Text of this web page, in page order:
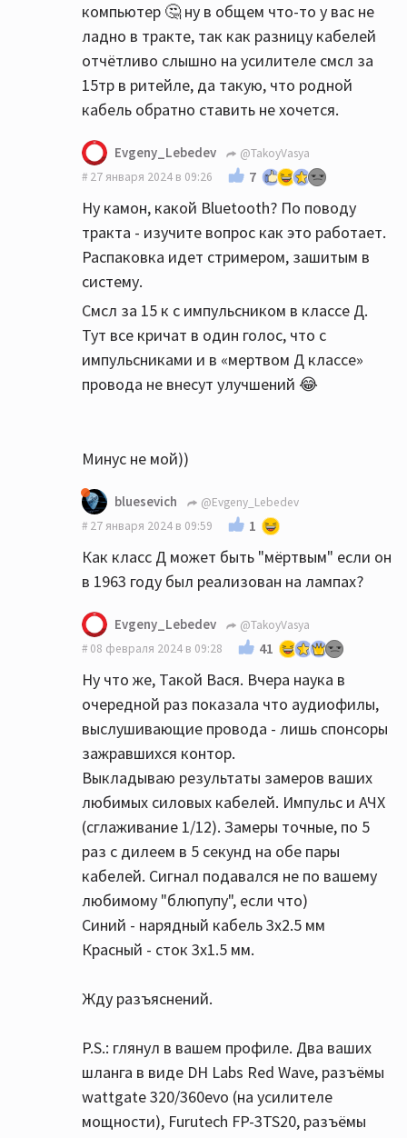
компьютер 🤔 ну в общем что-то у вас не
ладно в тракте, так как разницу кабелей
отчётливо слышно на усилителе смсл за
15тр в ритейле, да такую, что родной
кабель обратно ставить не хочется.
Evgeny_Lebedev
@TakoyVasya
27 января 2024 в 09:26
7
Ну камон, какой Bluetooth? По поводу
тракта - изучите вопрос как это работает.
Распаковка идет стримером, зашитым в
систему.
Смсл за 15 к с импульсником в классе Д.
Тут все кричат в один голос, что с
импульсниками и в «мертвом Д классе»
провода не внесут улучшений 😂
Минус не мой))
bluesevich
@Evgeny_Lebedev
27 января 2024 в 09:59
1
Как класс Д может быть "мёртвым" если он
в 1963 году был реализован на лампах?
Evgeny_Lebedev
@TakoyVasya
08 февраля 2024 в 09:28
41
Ну что же, Такой Вася. Вчера наука в
очередной раз показала что аудиофилы,
выслушивающие провода - лишь спонсоры
зажравшихся контор.
Выкладываю результаты замеров ваших
любимых силовых кабелей. Импульс и АЧХ
(сглаживание 1/12). Замеры точные, по 5
раз с дилеем в 5 секунд на обе пары
кабелей. Сигнал подавался не по вашему
любимому "блюпупу", если что)
Синий - нарядный кабель 3х2.5 мм
Красный - сток 3х1.5 мм.
Жду разъяснений.
P.S.: глянул в вашем профиле. Два ваших
шланга в виде DH Labs Red Wave, разъёмы
wattgate 320/360evo (на усилителе
мощности), Furutech FP-3TS20, разъёмы